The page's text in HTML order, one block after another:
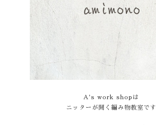
A's work shopは
ニッターが開く編み物教室です